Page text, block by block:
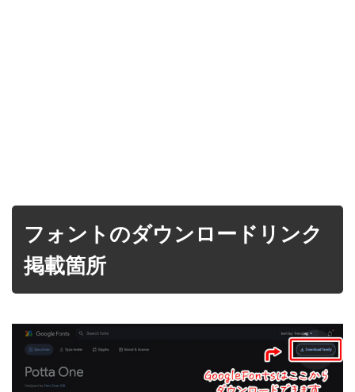
フォントのダウンロードリンク
掲載箇所